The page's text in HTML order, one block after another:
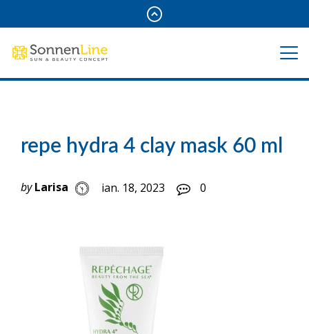
repe hydra 4 clay mask 60 ml
by Larisa ian. 18, 2023 0